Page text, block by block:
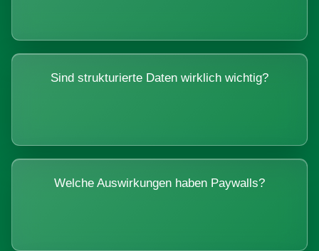
Sind strukturierte Daten wirklich wichtig?
Welche Auswirkungen haben Paywalls?